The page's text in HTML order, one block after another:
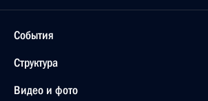
События
Структура
Видео и фото